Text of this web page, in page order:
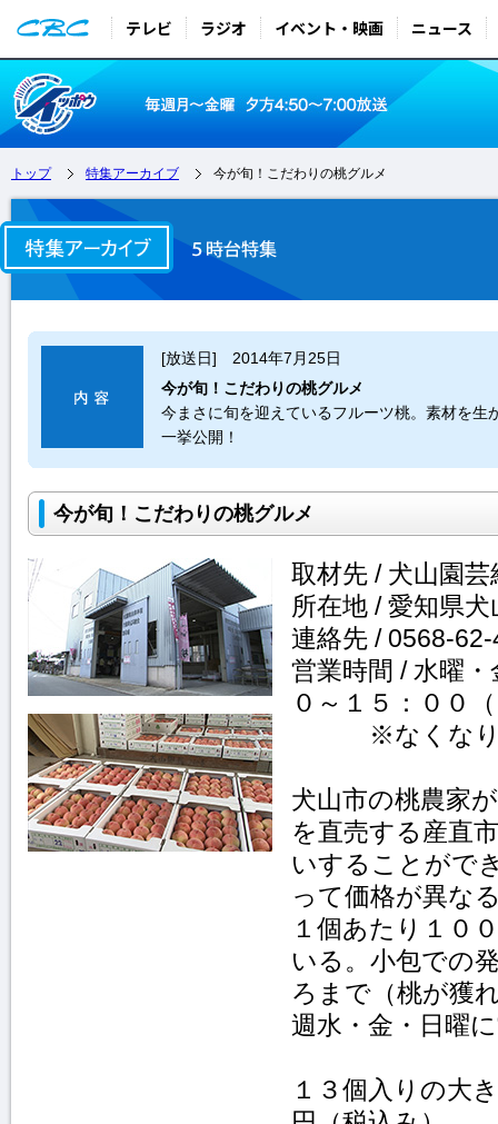
テレビ ラジオ イベント・映画 ニュース
トップ 特集アーカイブ 今が旬！こだわりの桃グルメ
[放送日] 2014年7月25日
今が旬！こだわりの桃グルメ
今まさに旬を迎えているフルーツ桃。素材を生
一挙公開！
今が旬！こだわりの桃グルメ
取材先 / 犬山園
所在地 / 愛知県
連絡先 / 0568-
営業時間 / 水曜
０～１５：００
※なくな
犬山市の桃農家
を直売する産直
いすることがで
って価格が異な
１個あたり１０
いる。小包での
ろまで（桃が獲
週水・金・日曜
１３個入りの大